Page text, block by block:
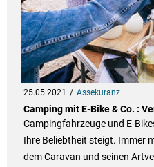
25.05.2021 Assekuranz
Camping mit E-Bike & Co. :
Campingfahrzeuge und E-
Ihre Beliebtheit steigt. Immer
dem Caravan und seinen